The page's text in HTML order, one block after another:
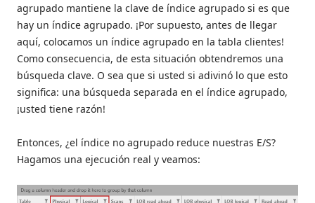
agrupado mantiene la clave de índice agrupado si es que
hay un índice agrupado. ¡Por supuesto, antes de llegar
aquí, colocamos un índice agrupado en la tabla clientes!
Como consecuencia, de esta situación obtendremos una
búsqueda clave. O sea que si usted si adivinó lo que esto
significa: una búsqueda separada en el índice agrupado,
¡usted tiene razón!
Entonces, ¿el índice no agrupado reduce nuestras E/S?
Hagamos una ejecución real y veamos: